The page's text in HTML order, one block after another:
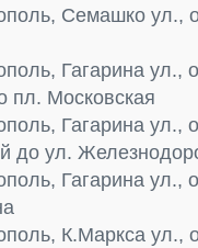
Семашко ул.,
Гагарина ул.,
пл. Московская
Гагарина ул.,
до ул.
Гагарина ул.,
К.Маркса ул.,